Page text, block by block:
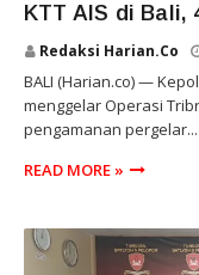
KTT AIS di Bali,
Redaksi Harian.co
BALI (Harian.co) —
menggelar Operasi
pengamanan pergelar...
READ MORE »